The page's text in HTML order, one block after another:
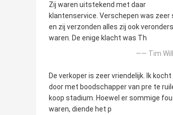
Zij waren uitstekend met daar
klantenservice. Verschepen was zeer
en zij verzonden alles zij ook
waren. De enige klacht was Th
—— Tim
De verkoper is zeer vriendelijk. Ik
door met boodschapper van pre te
koop stadium. Hoewel er sommige
waren, diende het p